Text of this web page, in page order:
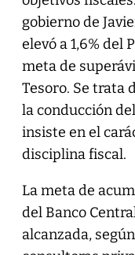
gobierno de
elevó a 1,6% del
meta de
Tesoro. Se trata
la conducción
insiste en el
disciplina fiscal.
La meta de
del Banco
alcanzada,